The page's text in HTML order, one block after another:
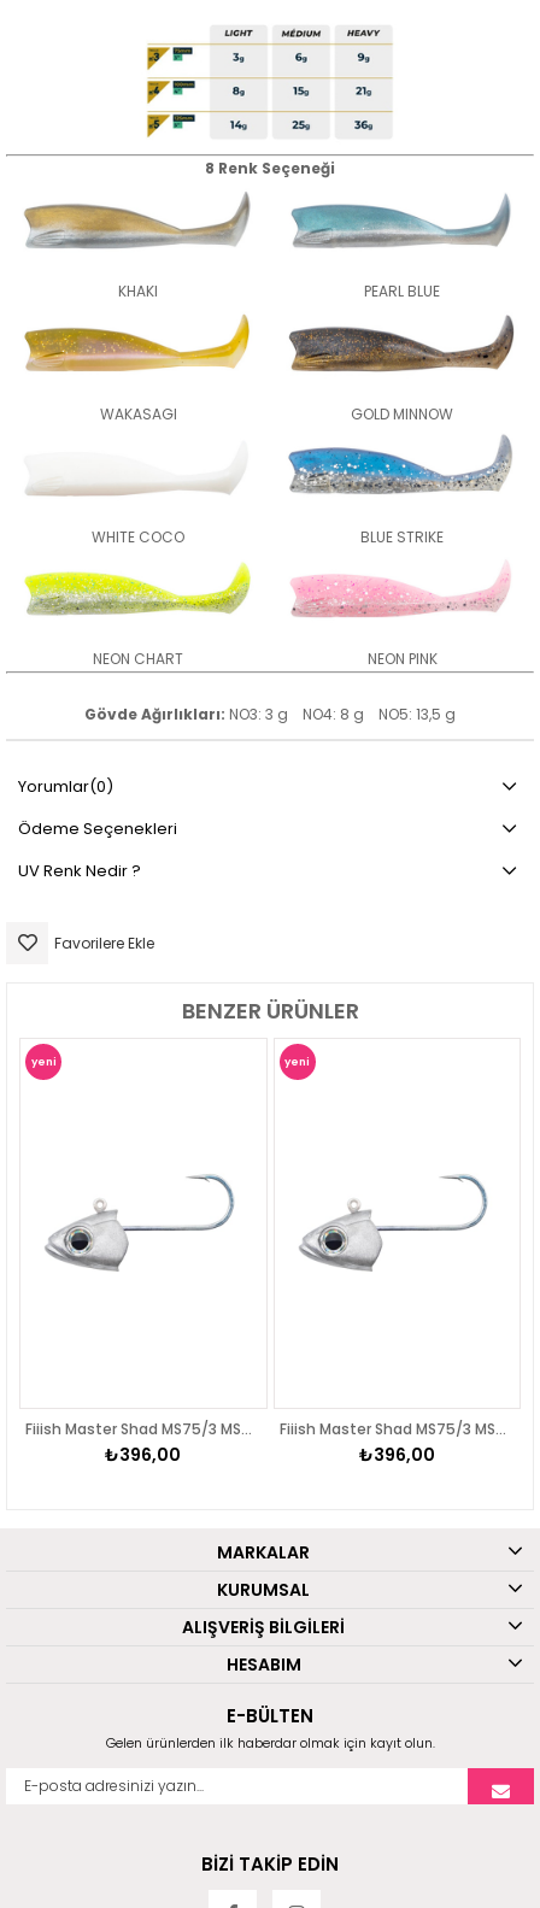
8 Renk Seçeneği
KHAKI PEARL BLUE
WAKASAGI GOLD MINNOW
WHITE COCO BLUE STRIKE
NEON CHART NEON PINK
Gövde Ağırlıkları: NO3: 3 g NO4: 8 g NO5: 13,5 g
Yorumlar(0)
Ödeme Seçenekleri
UV Renk Nedir ?
Favorilere Ekle
BENZER ÜRÜNLER
Fiiish Master Shad MS75/3 MS4509 2x Head Light 6gr Raw Material
₺396,00
yeni
Fiiish Master Shad MS75/3 MS4509 2x Head Light 6gr Raw Material
₺396,00
yeni
MARKALAR
KURUMSAL
ALIŞVERİŞ BİLGİLERİ
HESABIM
E-BÜLTEN
Gelen ürünlerden ilk haberdar olmak için kayıt olun.
BİZİ TAKİP EDİN